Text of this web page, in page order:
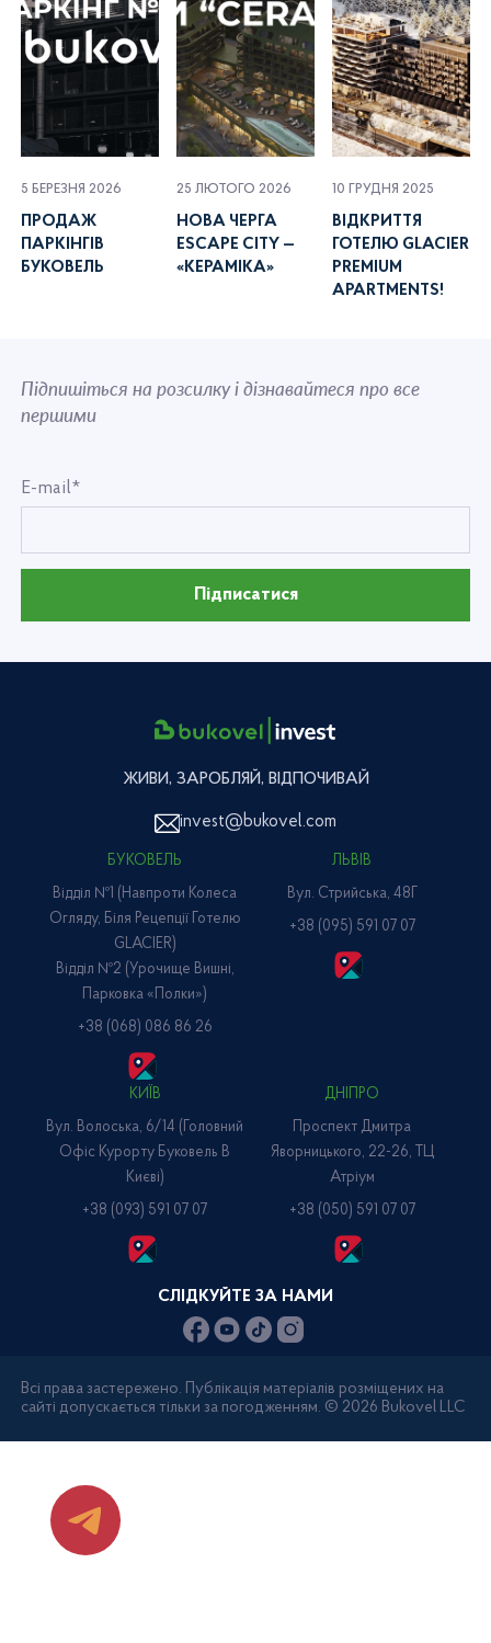
5 БЕРЕЗНЯ 2026
ПРОДАЖ
ПАРКІНГІВ
БУКОВЕЛЬ
25 ЛЮТОГО 2026
НОВА ЧЕРГА
ESCAPE CITY —
«КЕРАМІКА»
10 ГРУДНЯ 2025
ВІДКРИТТЯ
ГОТЕЛЮ GLACIER
PREMIUM
APARTMENTS!
Підпишіться на розсилку і дізнавайтеся про все
першими
E-mail*
Підписатися
ЖИВИ, ЗАРОБЛЯЙ, ВІДПОЧИВАЙ
invest@bukovel.com
БУКОВЕЛЬ
Відділ №1 (навпроти Колеса
Огляду, Біля Рецепції Готелю
GLACIER)
Відділ №2 (Урочище Вишні,
Парковка «Полки»)
+38 (068) 086 86 26
ЛЬВІВ
Вул. Стрийська, 48Г
+38 (095) 591 07 07
КИЇВ
Вул. Волоська, 6/14 (головний
Офіс Курорту Буковель В
Києві)
+38 (093) 591 07 07
ДНІПРО
Проспект Дмитра
Яворницького, 22-26, ТЦ
Атріум
+38 (050) 591 07 07
СЛІДКУЙТЕ ЗА НАМИ
Всі права застережено. Публікація матеріалів розміщених на
сайті допускається тільки за погодженням. © 2026 Bukovel LLC